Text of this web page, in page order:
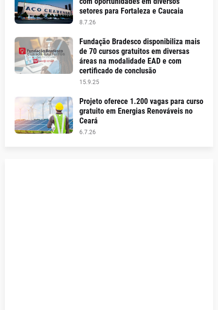
setores para Fortaleza e Caucaia
8.7.26
Fundação Bradesco disponibiliza mais
de 70 cursos gratuitos em diversas
áreas na modalidade EAD e com
certificado de conclusão
15.9.25
Projeto oferece 1.200 vagas para curso
gratuito em Energias Renováveis no
Ceará
6.7.26